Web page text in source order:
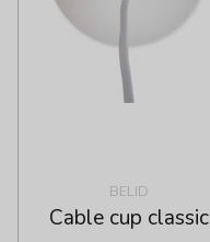
BELID
Cable cup classic